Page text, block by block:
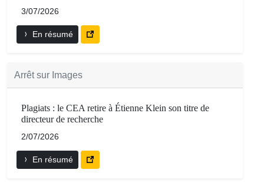
3/07/2026
En résumé
Arrêt sur Images
Plagiats : le CEA retire à Étienne Klein son titre de
directeur de recherche
2/07/2026
En résumé